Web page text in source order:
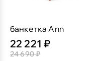
банкетка Ann
22 221 ₽
24 690 ₽